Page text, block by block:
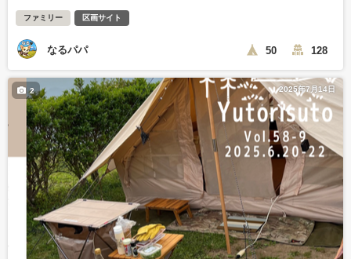
ファミリー 区画サイト
なるパパ 50 128
2025年7月14日
2